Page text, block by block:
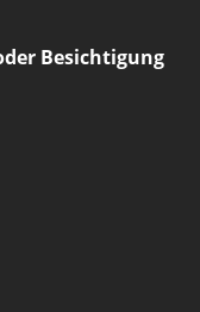
Besichtigung